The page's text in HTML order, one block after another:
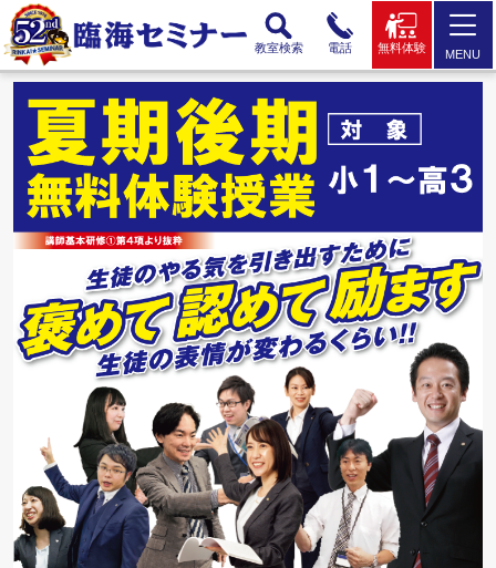
教室検索 電話 無料体験 MENU